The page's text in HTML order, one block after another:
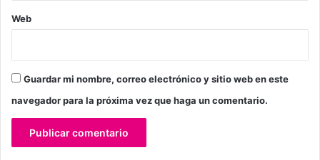
Web
Guardar mi nombre, correo electrónico y sitio web en este
navegador para la próxima vez que haga un comentario.